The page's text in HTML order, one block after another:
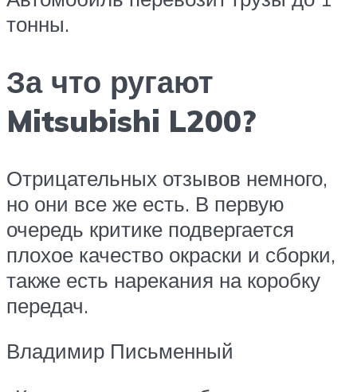
тонны.
За что ругают
Mitsubishi L200?
Отрицательных отзывов немного,
но они все же есть. В первую
очередь критике подвергается
плохое качество окраски и сборки,
также есть нарекания на коробку
передач.
Владимир Письменный